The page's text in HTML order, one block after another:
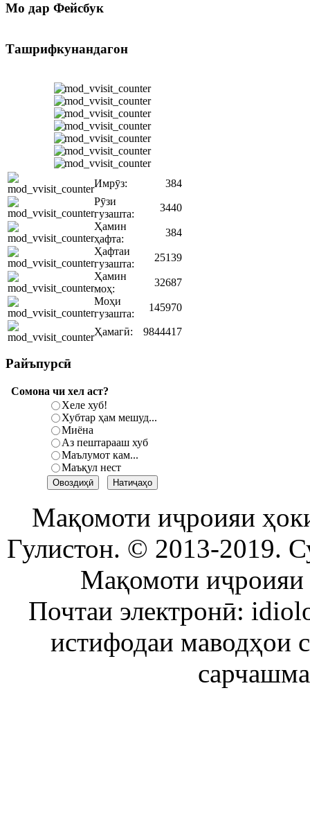
Мо дар Фейсбук
Ташрифкунандагон
Имрӯз:
384
Рӯзи
гузашта:
3440
Ҳамин
ҳафта:
384
Ҳафтаи
гузашта:
25139
Ҳамин
моҳ:
32687
Моҳи
гузашта:
145970
Ҳамагӣ: 9844417
Райъпурсӣ
Сомона чи хел аст?
Хеле хуб!
Хубтар ҳам мешуд...
Миёна
Аз пештарааш хуб
Маълумот кам...
Маъқул нест
Мақомоти иҷроияи
Гулистон. © 2013-2019.
Мақомоти иҷроияи
Почтаи электронӣ:
истифодаи маводҳои